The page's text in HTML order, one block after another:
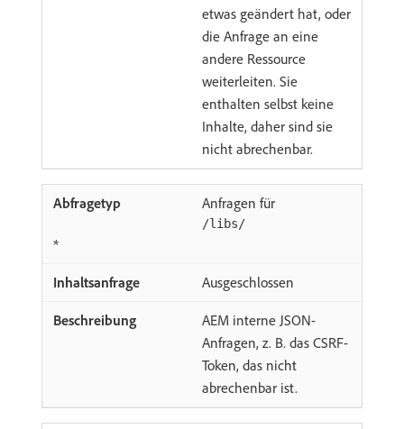
etwas geändert hat, oder
die Anfrage an eine
andere Ressource
weiterleiten. Sie
enthalten selbst keine
Inhalte, daher sind sie
nicht abrechenbar.
Anfragen für
/libs/
*
Ausgeschlossen
AEM interne JSON-
Anfragen, z. B. das CSRF-
Token, das nicht
abrechenbar ist.